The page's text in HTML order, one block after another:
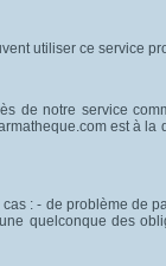
utiliser ce service
de notre service
est à
: - de problème de
quelconque des